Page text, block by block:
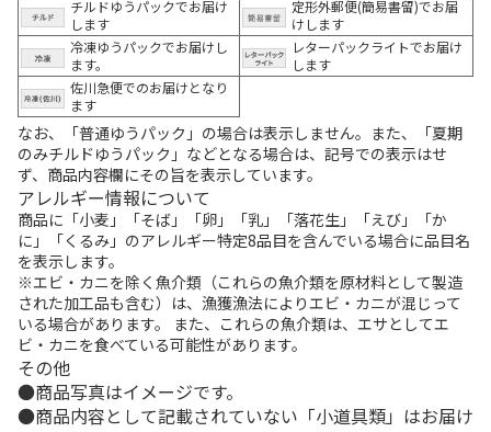
チルドゆうパックでお届け
します
定形外郵便(簡易書留)でお届
けします
冷凍ゆうパックでお届けし
ます。
レターパックライトでお届け
します
佐川急便でのお届けとなり
ます
なお、「普通ゆうパック」の場合は表示しません。また、「夏期
のみチルドゆうパック」などとなる場合は、記号での表示はせ
ず、商品内容欄にその旨を表示しています。
アレルギー情報について
商品に「小麦」「そば」「卵」「乳」「落花生」「えび」「か
に」「くるみ」のアレルギー特定8品目を含んでいる場合に品目名
を表示します。
※エビ・カニを除く魚介類（これらの魚介類を原材料として製造
された加工品も含む）は、漁獲漁法によりエビ・カニが混じって
いる場合があります。 また、これらの魚介類は、エサとしてエ
ビ・カニを食べている可能性があります。
その他
商品写真はイメージです。
商品内容として記載されていない「小道具類」はお届け